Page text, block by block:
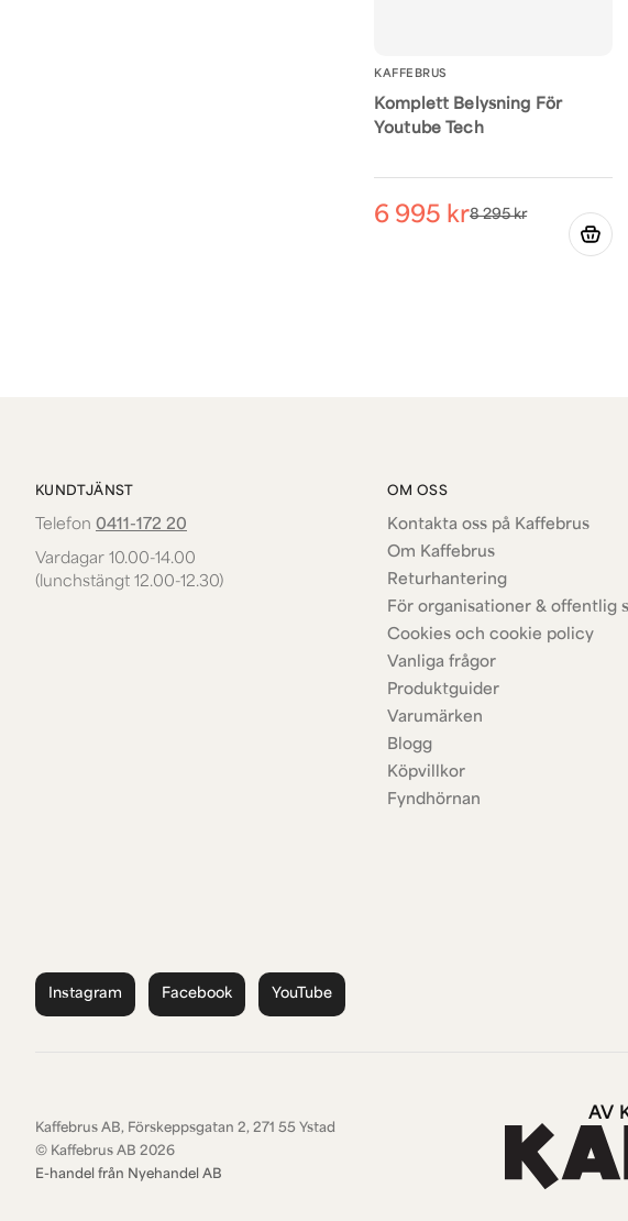
KAFFEBRUS
Komplett Belysning För
Youtube Tech
8 295 kr
6 995 kr
KUNDTJÄNST
Telefon 0411-172 20
Vardagar 10.00-14.00
(lunchstängt 12.00-12.30)
OM OSS
Kontakta oss på Kaffebrus
Om Kaffebrus
Returhantering
För organisationer & offentlig
Cookies och cookie policy
Vanliga frågor
Produktguider
Varumärken
Blogg
Köpvillkor
Fyndhörnan
Instagram Facebook YouTube
Kaffebrus AB, Förskeppsgatan 2, 271 55 Ystad
© Kaffebrus AB 2026
E-handel från Nyehandel AB
AV